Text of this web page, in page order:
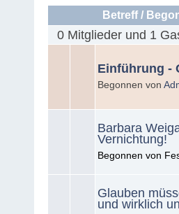
Betreff/
0 Mitglieder und 1
Einführung -
Begonnen von
Barbara
Vernichtung!
Begonnen von
Glauben
und wirklich